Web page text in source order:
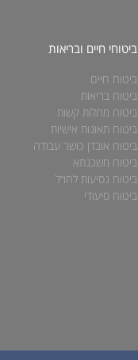
ביטוחי חיים ובריאות
ביטוח חיים
ביטוח בריאות
ביטוח מחלות קשות
ביטוח תאונות אישיות
ביטוח אובדן כושר עבודה
ביטוח משכנתא
ביטוח נסיעות לחו״ל
ביטוח סיעודי